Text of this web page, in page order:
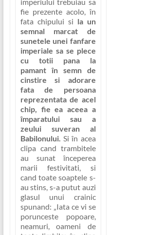
imperiului trebuiau sa
fie prezente acolo, în
fata chipului si la un
semnal marcat de
sunetele unei fanfare
imperiale sa se plece
cu totii pana la
pamant în semn de
cinstire si adorare
fata de persoana
reprezentata de acel
chip, fie ea aceea a
împaratului sau a
zeului suveran al
Babilonului. Si în acea
clipa cand trambitele
au sunat începerea
marii festivitati, si
cand toate soaptele s-
au stins, s-a putut auzi
glasul unui crainic
spunand: „Iata ce vi se
porunceste popoare,
neamuri, oameni de